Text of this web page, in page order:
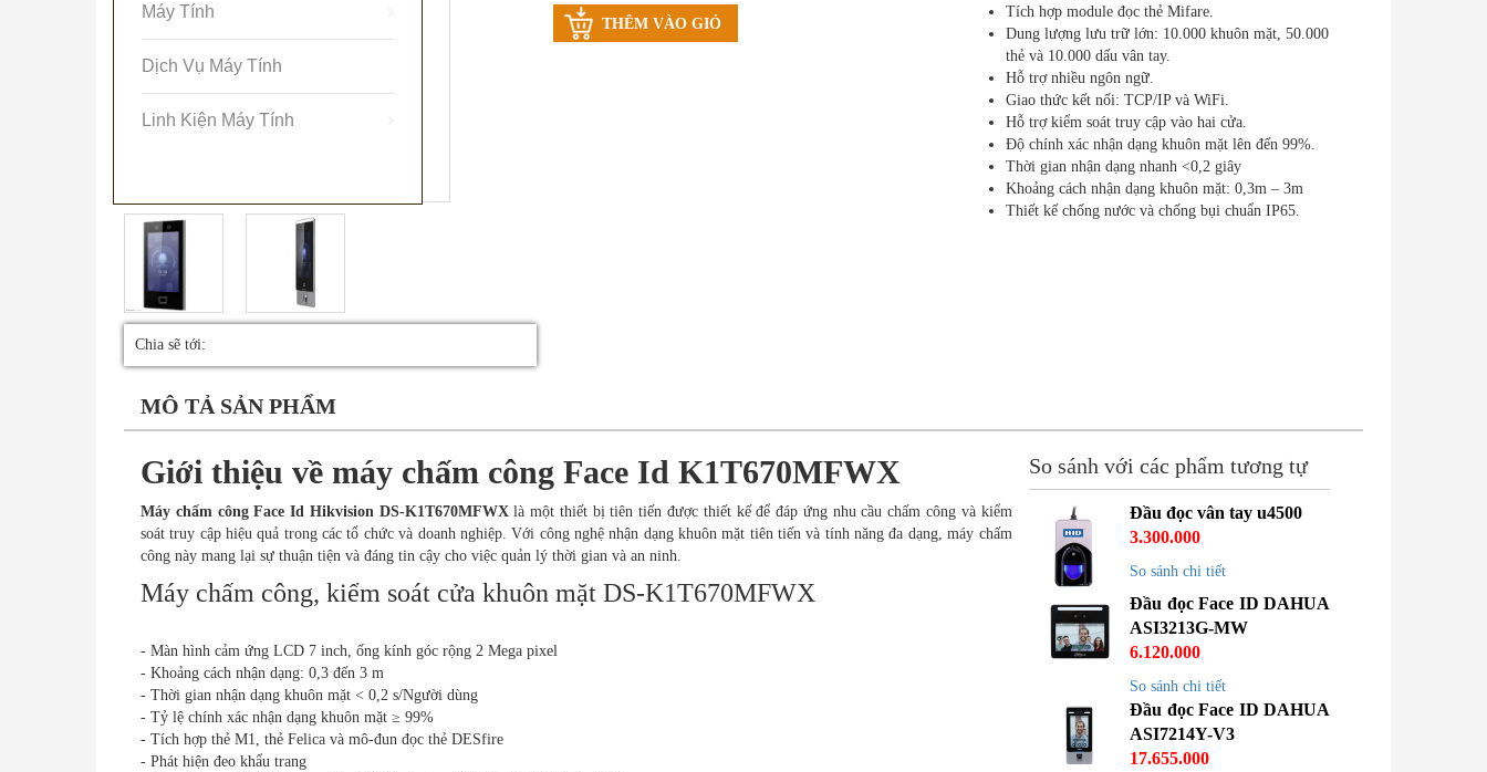
Máy Tính
Dịch Vụ Máy Tính
Linh Kiện Máy Tính
Chia sẽ tới:
THÊM VÀO GIỎ
Tích hợp module đọc thẻ Mifare.
Dung lượng lưu trữ lớn: 10.000 khuôn mặt, 50.000
thẻ và 10.000 dấu vân tay.
Hỗ trợ nhiều ngôn ngữ.
Giao thức kết nối: TCP/IP và WiFi.
Hỗ trợ kiểm soát truy cập vào hai cửa.
Độ chính xác nhận dạng khuôn mặt lên đến 99%.
Thời gian nhận dạng nhanh <0,2 giây
Khoảng cách nhận dạng khuôn mặt: 0,3m – 3m
Thiết kế chống nước và chống bụi chuẩn IP65.
MÔ TẢ SẢN PHẨM
Giới thiệu về máy chấm công Face Id K1T670MFWX
Máy chấm công Face Id Hikvision DS-K1T670MFWXlà một thiết bị tiên tiến được thiết kế để đáp ứng nhu cầu chấm công và kiểm
soát truy cập hiệu quả trong các tổ chức và doanh nghiệp. Với công nghệ nhận dạng khuôn mặt tiên tiến và tính năng đa dạng, máy chấm
công này mang lại sự thuận tiện và đáng tin cậy cho việc quản lý thời gian và an ninh.
Máy chấm công, kiểm soát cửa khuôn mặt DS-K1T670MFWX
- Màn hình cảm ứng LCD 7 inch, ống kính góc rộng 2 Mega pixel
- Khoảng cách nhận dạng: 0,3 đến 3 m
- Thời gian nhận dạng khuôn mặt < 0,2 s/Người dùng
- Tỷ lệ chính xác nhận dạng khuôn mặt ≥ 99%
- Tích hợp thẻ M1, thẻ Felica và mô-đun đọc thẻ DESfire
- Phát hiện đeo khẩu trang
So sánh với các phẩm tương tự
Đầu đọc vân tay u4500
3.300.000
So sánh chi tiết
Đầu đọc Face ID DAHUA
ASI3213G-MW
6.120.000
So sánh chi tiết
Đầu đọc Face ID DAHUA
ASI7214Y-V3
17.655.000